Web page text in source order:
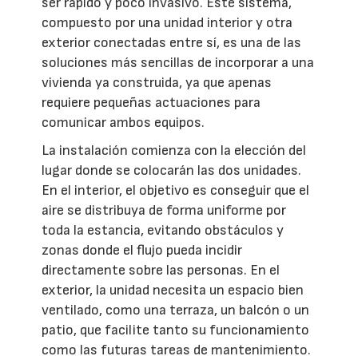
compuesto por una unidad interior y otra
exterior conectadas entre sí, es una de las
soluciones más sencillas de incorporar a una
vivienda ya construida, ya que apenas
requiere pequeñas actuaciones para
comunicar ambos equipos.
La instalación comienza con la elección del
lugar donde se colocarán las dos unidades.
En el interior, el objetivo es conseguir que el
aire se distribuya de forma uniforme por
toda la estancia, evitando obstáculos y
zonas donde el flujo pueda incidir
directamente sobre las personas. En el
exterior, la unidad necesita un espacio bien
ventilado, como una terraza, un balcón o un
patio, que facilite tanto su funcionamiento
como las futuras tareas de mantenimiento.